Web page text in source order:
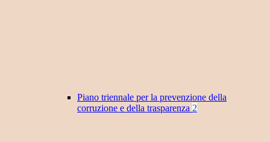
Piano triennale per la prevenzione della
corruzione e della trasparenza 2